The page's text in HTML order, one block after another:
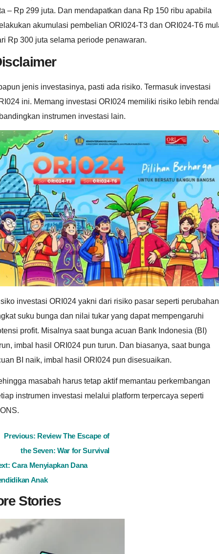
– Rp 299 juta. Dan mendapatkan dana Rp 150 ribu apabila
akumulasi pembelian ORI024-T3 dan ORI024-T6
Rp 300 juta selama periode penawaran.
jenis investasinya, pasti ada risiko. Termasuk investasi
ini. Memang investasi ORI024 memiliki risiko lebih
instrumen investasi lain.
investasi ORI024 yakni dari risiko pasar seperti perubahan
suku bunga dan nilai tukar yang dapat mempengaruhi
profit. Misalnya saat bunga acuan Bank Indonesia (BI)
imbal hasil ORI024 pun turun. Dan biasanya, saat bunga
BI naik, imbal hasil ORI024 pun disesuaikan.
masabah harus tetap aktif memantau perkembangan
instrumen investasi melalui platform terpercaya seperti
Previous: Review The Escape of
the Seven: War for Survival
Cara Menyiapkan Dana
Anak
Stories